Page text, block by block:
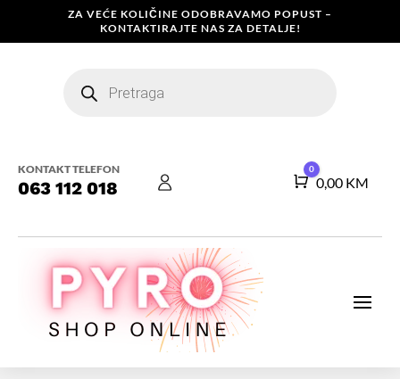
ZA VEĆE KOLIČINE ODOBRAVAMO POPUST –
KONTAKTIRAJTE NAS ZA DETALJE!
search
KONTAKT TELEFON
063 112 018 Košarica
0
0,00 KM